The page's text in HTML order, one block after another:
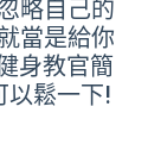
略自己的
當是給你
身教官簡
以鬆一下!